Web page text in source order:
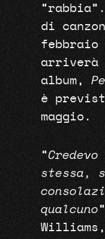
di
arriverà
album,
è
maggio.
“
stessa,
qualcuno